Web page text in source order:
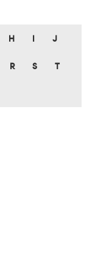
H J
R S T